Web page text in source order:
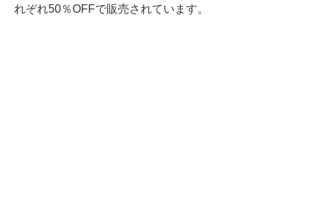
れぞれ50％OFFで販売されています。